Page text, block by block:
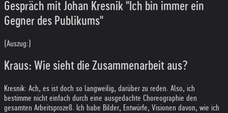
Gespräch mit Johan Kresnik "Ich bin immer ein
Gegner des Publikums"
(Auszug:)
Kraus: Wie sieht die Zusammenarbeit aus?
Kresnik: Ach, es ist doch so langweilig, darüber zu reden. Also, ich
bestimme nicht einfach durch eine ausgedachte Choreographie den
gesamten Arbeitsprozeß. Ich habe Bilder, Entwürfe, Visionen davon, wie ich